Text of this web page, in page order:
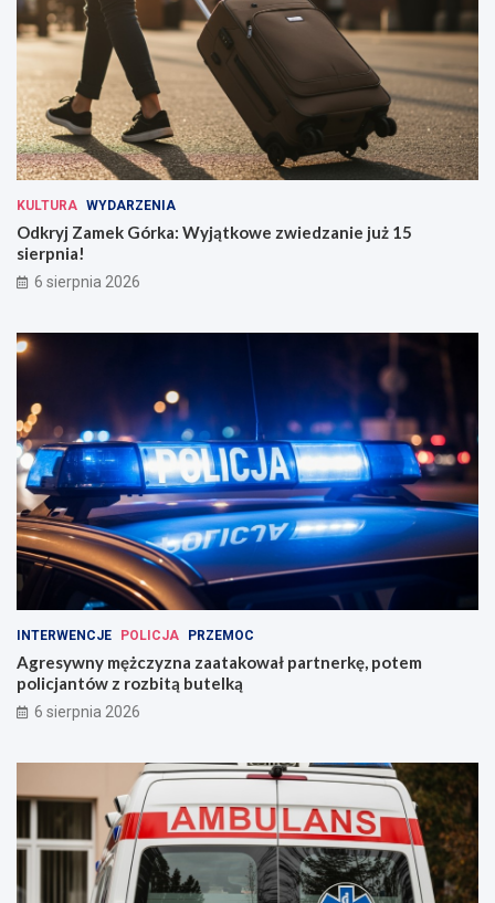
KULTURA WYDARZENIA
Odkryj Zamek Górka: Wyjątkowe zwiedzanie już 15
sierpnia!
6 sierpnia 2026
INTERWENCJE POLICJA PRZEMOC
Agresywny mężczyzna zaatakował partnerkę, potem
policjantów z rozbitą butelką
6 sierpnia 2026